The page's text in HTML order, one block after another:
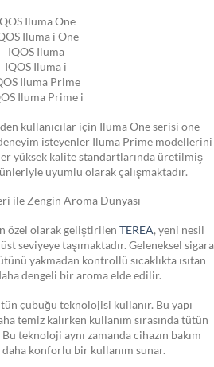
Iluma One
Iluma i One
IQOS Iluma
IQOS Iluma i
Iluma Prime
Iluma Prime i
kullanıcılar için Iluma One serisi öne
isteyenler Iluma Prime modellerini
yüksek kalite standartlarında üretilmiş
uyumlu olarak çalışmaktadır.
ile Zengin Aroma Dünyası
özel olarak geliştirilen TEREA, yeni nesil
seviyeye taşımaktadır. Geleneksel sigara
yakmadan kontrollü sıcaklıkta ısıtan
dengeli bir aroma elde edilir.
çubuğu teknolojisi kullanır. Bu yapı
temiz kalırken kullanım sırasında tütün
Bu teknoloji aynı zamanda cihazın bakım
daha konforlu bir kullanım sunar.